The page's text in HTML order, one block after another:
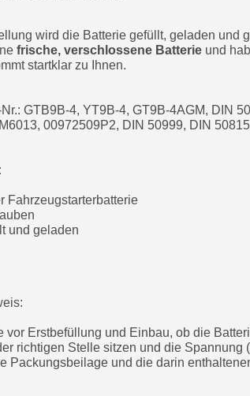
wird die Batterie gefüllt, geladen und
frische, verschlossene Batterie und
startklar zu Ihnen.
GTB9B-4, YT9B-4, GT9B-4AGM, DIN
00972509P2, DIN 50999, DIN
Fahrzeugstarterbatterie
und geladen
vor Erstbefüllung und Einbau, ob die
richtigen Stelle sitzen und die
Packungsbeilage und die darin